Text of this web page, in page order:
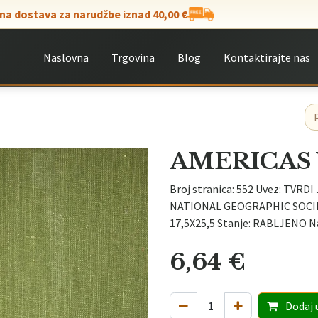
dostava za narudžbe iznad 40,00 €
Naslovna Trgovina Blog Kontaktirajte nas
Broj stranica: 552 Uvez:
NATIONAL GEOGRAPHIC
17,5X25,5 Stanje: RABLJENO
6,64 €
Dodaj